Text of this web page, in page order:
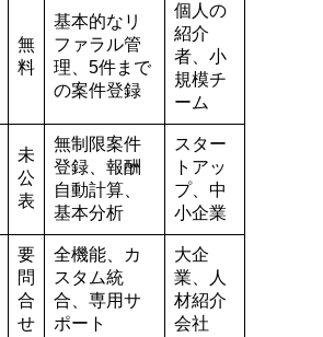
無
料
基本的なリ
ファラル管
理、5件まで
の案件登録
個人の
紹介
者、小
規模チ
ーム
未
公
表
無制限案件
登録、報酬
自動計算、
基本分析
スター
トアッ
プ、中
小企業
要
問
合
せ
全機能、カ
スタム統
合、専用サ
ポート
大企
業、人
材紹介
会社